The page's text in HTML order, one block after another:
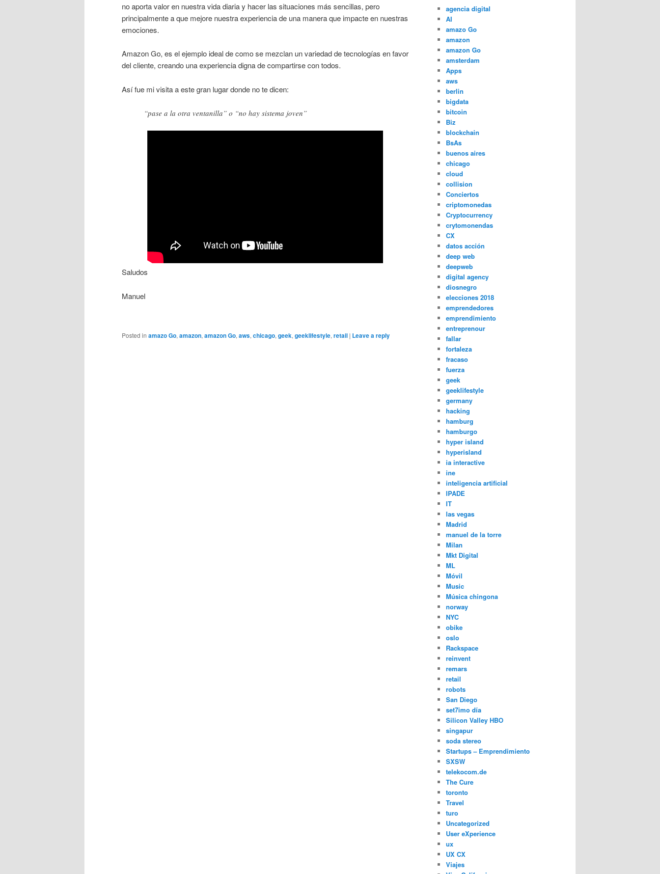
no aporta valor en nuestra vida diaria y hacer las situaciones más sencillas, pero
principalmente a que mejore nuestra experiencia de una manera que impacte en nuestras
emociones.
Amazon Go, es el ejemplo ideal de como se mezclan un variedad de tecnologías en favor
del cliente, creando una experiencia digna de compartirse con todos.
Así fue mi visita a este gran lugar donde no te dicen:
“pase a la otra ventanilla” o “no hay sistema joven”
Saludos
Manuel
Posted in amazo Go, amazon, amazon Go, aws, chicago, geek, geeklifestyle, retail | Leave a reply
agencia digital
AI
amazo Go
amazon
amazon Go
amsterdam
Apps
aws
berlin
bigdata
bitcoin
Biz
blockchain
BsAs
buenos aires
chicago
cloud
collision
Conciertos
criptomonedas
Cryptocurrency
crytomonendas
CX
datos acción
deep web
deepweb
digital agency
diosnegro
elecciones 2018
emprendedores
emprendimiento
entreprenour
fallar
fortaleza
fracaso
fuerza
geek
geeklifestyle
germany
hacking
hamburg
hamburgo
hyper island
hyperisland
ia interactive
ine
inteligencia artificial
IPADE
IT
las vegas
Madrid
manuel de la torre
Milan
Mkt Digital
ML
Móvil
Music
Música chingona
norway
NYC
obike
oslo
Rackspace
reinvent
remars
retail
robots
San Diego
set7imo día
Silicon Valley HBO
singapur
soda stereo
Startups – Emprendimiento
SXSW
telekocom.de
The Cure
toronto
Travel
turo
Uncategorized
User eXperience
ux
UX CX
Viajes